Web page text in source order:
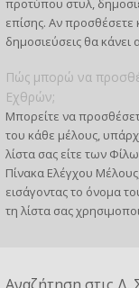
προτύπου στυλ,
επίσης. Αν
δημοσιεύσεις θα
Πώς μπορώ να
Εχθρών;
Μπορείτε να
του κάθε μέλους,
λίστα σας είτε των
Πίνακα Ελέγχου
εισάγοντας το όνομα
τη λίστα σας